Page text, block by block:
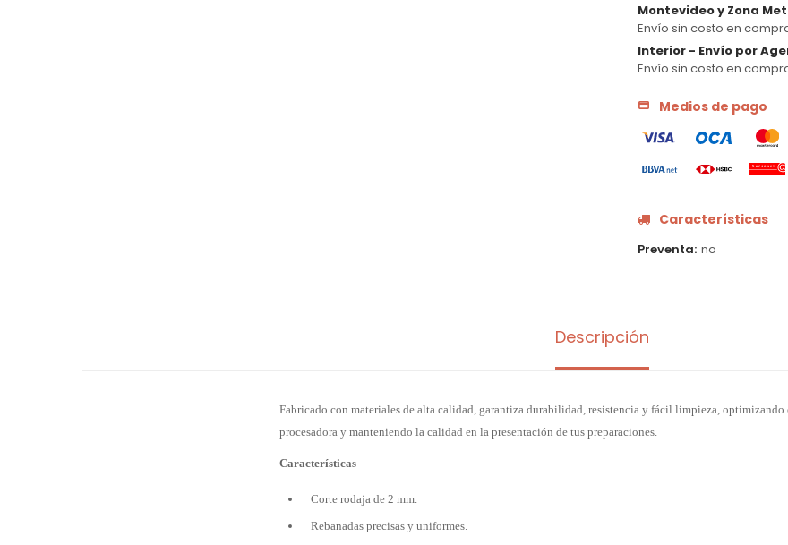
Montevideo y Zona
Envío sin costo en
Interior - Envío por
Envío sin costo en
Medios de pago
Características
Preventa no
Descripción
Fabricado con materiales de alta calidad, garantiza durabilidad, resistencia y fácil limpieza,
procesadora y manteniendo la calidad en la presentación de tus preparaciones.
Características
Corte rodaja de 2 mm.
Rebanadas precisas y uniformes.